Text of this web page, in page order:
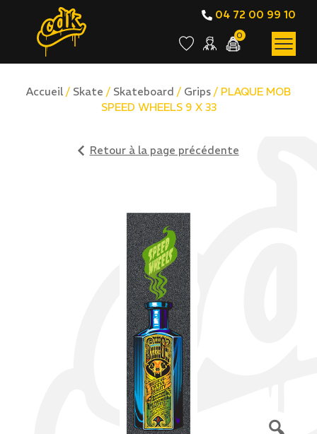
04 72 00 99 10
0
Accueil / Skate / Skateboard / Grips / PLAQUE MOB
SPEED WHEELS 9 X 33
Retour à la page précédente